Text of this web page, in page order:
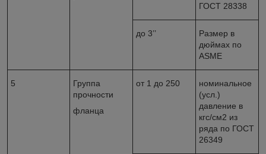
ГОСТ 28338
до 3’’
Размер в
дюймах по
ASME
5
Группа
прочности
фланца
от 1 до 250
номинальное
(усл.)
давление в
кгс/см2 из
ряда по ГОСТ
26349